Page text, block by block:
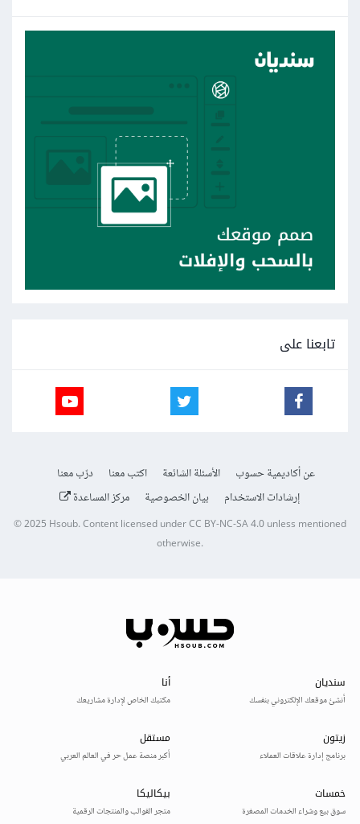
تابعنا على
عن أكاديمية حسوب الأسئلة الشائعة اكتب معنا
درّب معنا
إرشادات الاستخدام
بيان الخصوصية مركز المساعدة
© 2025Hsoub.Content licensed underCC BY-NC-SA 4.0unless mentioned
otherwise.